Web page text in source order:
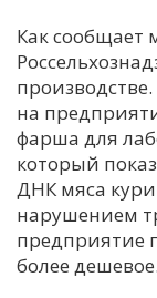
М
Н
Как сообщает
на
фарша для
который
ДНК мяса
нарушением
предприятие
более дешевое.